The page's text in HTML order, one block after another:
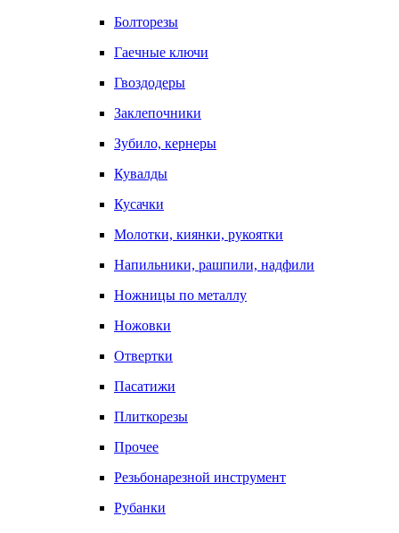
Болторезы
Гаечные ключи
Гвоздодеры
Заклепочники
Зубило, кернеры
Кувалды
Кусачки
Молотки, киянки, рукоятки
Напильники, рашпили, надфили
Ножницы по металлу
Ножовки
Отвертки
Пасатижи
Плиткорезы
Прочее
Резьбонарезной инструмент
Рубанки